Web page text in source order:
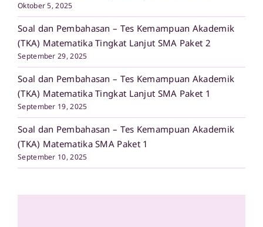
Oktober 5, 2025
Soal dan Pembahasan – Tes Kemampuan Akademik
(TKA) Matematika Tingkat Lanjut SMA Paket 2
September 29, 2025
Soal dan Pembahasan – Tes Kemampuan Akademik
(TKA) Matematika Tingkat Lanjut SMA Paket 1
September 19, 2025
Soal dan Pembahasan – Tes Kemampuan Akademik
(TKA) Matematika SMA Paket 1
September 10, 2025